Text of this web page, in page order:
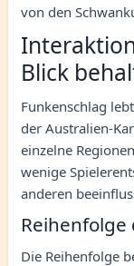
von den
Blick
Funkenschlag
der Australien-
einzelne
wenige
anderen
Reihenfolge
Die Reihenfolge